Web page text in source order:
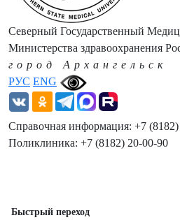
РУС ENG
Северный Государственный
Министерства здравоохранения
город Архангельск
Справочная информация: +7 (8182)
Поликлиника: +7 (8182) 20-00-90
Быстрый переход